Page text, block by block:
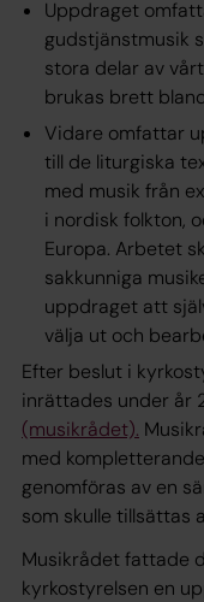
Uppdraget
gudstjänstmusik
stora delar av
brukas brett
Vidare omfattar
till de liturgiska
med musik från
i nordisk folkton,
Europa. Arbetet
sakkunniga
uppdraget att
välja ut och
Efter beslut i
inrättades under år
(musikrådet).
med
genomföras av en
som skulle tillsättas
Musikrådet fattade
kyrkostyrelsen en